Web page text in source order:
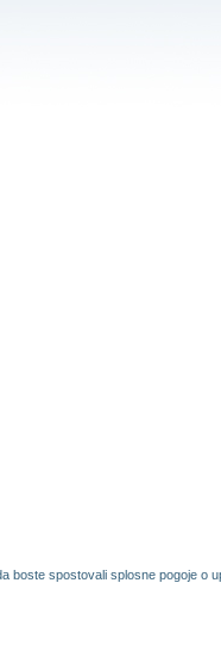
boste spostovali splosne pogoje o